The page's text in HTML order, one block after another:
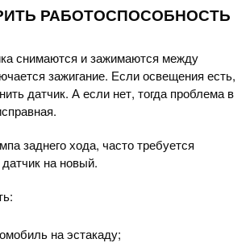
РАБОТОСПОСОБНОСТЬ
снимаются и зажимаются между
зажигание. Если освещения есть,
датчик. А если нет, тогда проблема в
заднего хода, часто требуется
на новый.
на эстакаду;